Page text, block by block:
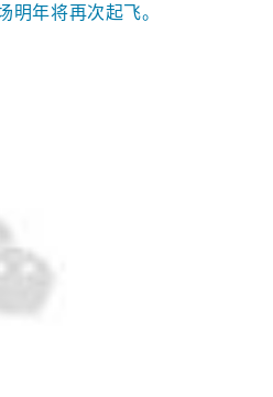
年将再次起飞。